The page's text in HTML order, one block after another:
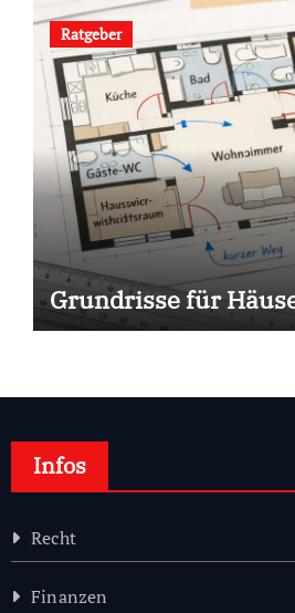
Ratgeber
Grundrisse für
Infos
Recht
Finanzen